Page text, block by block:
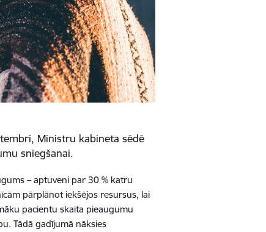
Ministru kabineta sēdē
sniegšanai.
– aptuveni par 30 % katru
pārplānot iekšējos resursus, lai
pacientu skaita pieaugumu
Tādā gadījumā nāksies